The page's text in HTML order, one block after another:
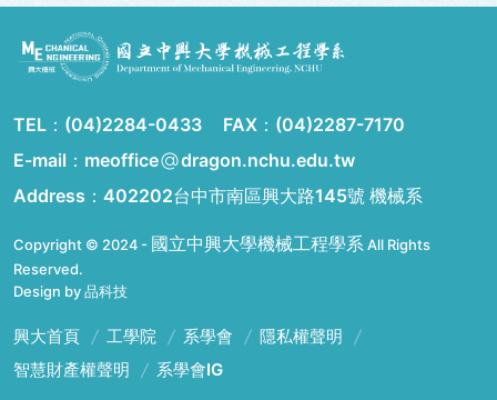
TEL： (04)2284-0433 FAX： (04)2287-7170
E-mail：meoffice
dragon.nchu.edu.tw
Address： 402202台中市南區興大路145號 機械系
Copyright © 2024 - 國立中興大學機械工程學系All Rights
Reserved.
Design by 品科技
興大首頁 工學院 系學會
隱私權聲明
智慧財產權聲明
系學會IG